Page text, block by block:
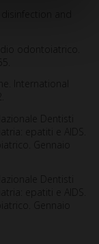
odontoiatrico.
International
Dentisti
epatiti e AIDS.
Gennaio
Dentisti
epatiti e AIDS.
Gennaio